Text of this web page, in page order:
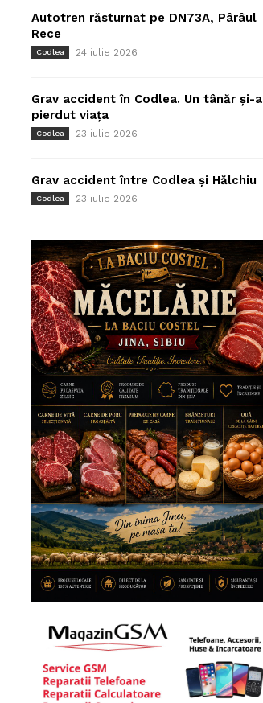
Autotren răsturnat pe DN73A, Pârâul
Rece
Codlea 24 iulie 2026
Grav accident în Codlea. Un tânăr și-a
pierdut viața
Codlea 23 iulie 2026
Grav accident între Codlea și Hălchiu
Codlea 23 iulie 2026